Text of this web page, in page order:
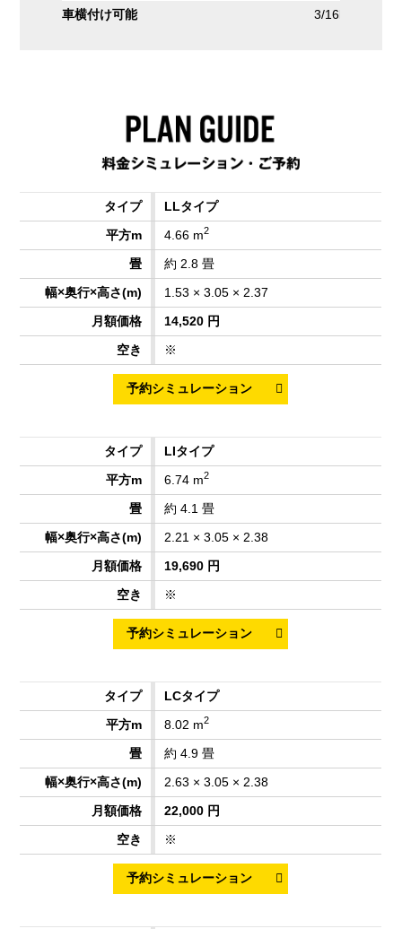
3/16LLタイプ 4/16
LLタイプ
4.66 m2
約 2.8 畳
1.53 × 3.05 × 2.37
14,520 円
※
LIタイプ
6.74 m2
約 4.1 畳
2.21 × 3.05 × 2.38
19,690 円
※
LCタイプ
8.02 m2
約 4.9 畳
2.63 × 3.05 × 2.38
22,000 円
※